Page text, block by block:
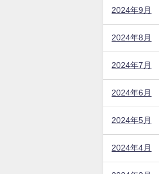
2024年9月
2024年8月
2024年7月
2024年6月
2024年5月
2024年4月